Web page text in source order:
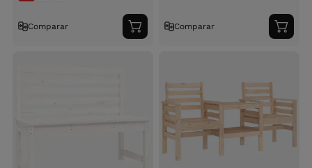
Comparar
Adicionar
ao
Comparar
ao